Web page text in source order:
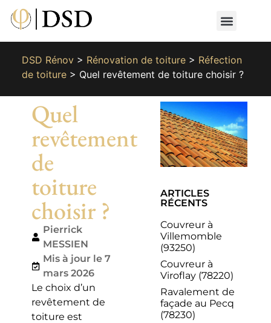
DSD Rénov> Rénovation de toiture> Réfection
de toiture> Quel revêtement de toiture choisir ?
Quel
revêtement
de
toiture
choisir ?
Pierrick
MESSIEN
Mis à jour le 7
mars 2026
Le choix d’un
revêtement de
toiture est
ARTICLES
RÉCENTS
Couvreur à
Villemomble
(93250)
Couvreur à
Viroflay (78220)
Ravalement de
façade au Pecq
(78230)